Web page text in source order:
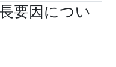
要因につい